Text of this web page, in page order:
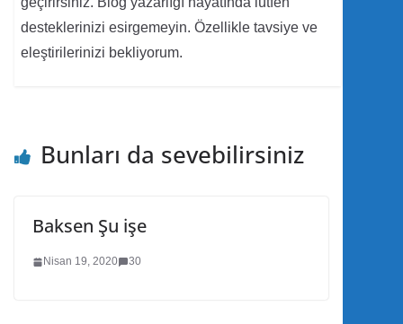
desteklerinizi esirgemeyin. Özellikle tavsiye ve
eleştirilerinizi bekliyorum.
Bunları da sevebilirsiniz
Baksen Şu işe
Nisan 19, 2020 30